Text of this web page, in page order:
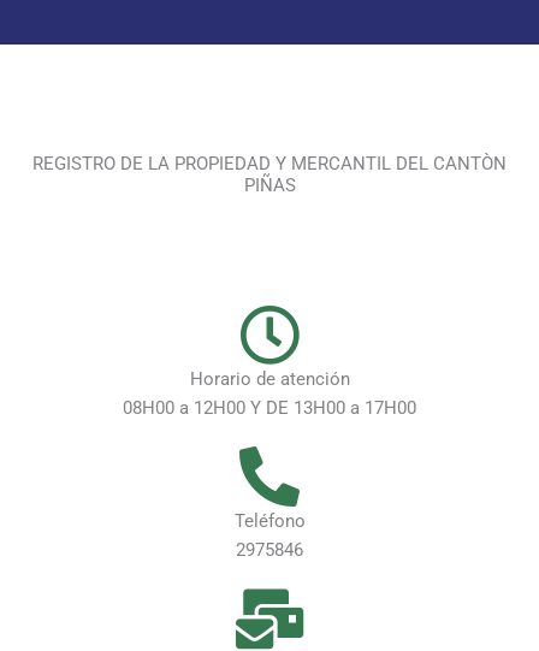
REGISTRO DE LA PROPIEDAD Y MERCANTIL DEL CANTÒN
PIÑAS
Horario de atención
08H00 a 12H00 Y DE 13H00 a 17H00
Teléfono
2975846